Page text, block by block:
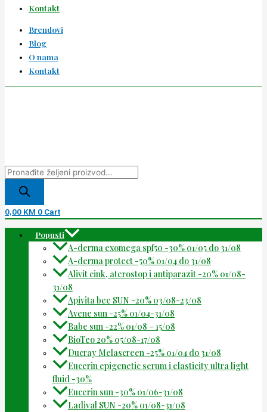
Kontakt
Brendovi
Blog
O nama
Kontakt
0,00 KM 0 Cart
Popusti
A-derma exomega spf50 -30% 01/05 do 31/08
A-derma protect -50% 01/04 do 31/08
Alivit cink, aterostop i antiparazit -20% 01/08-
31/08
Apivita bee SUN -20% 03/08-23/08
Avene sun -25% 01/04-31/08
Babe sun -22% 01/08 – 15/08
BioTeo 20% 05/08-17/08
Ducray Melascreen -25% 01/04 do 31/08
Eucerin epigenetic serum i elasticity ultra light
fluid -30%
Eucerin sun -30% 01/06-31/08
Ladival SUN -20% 01/08-31/08